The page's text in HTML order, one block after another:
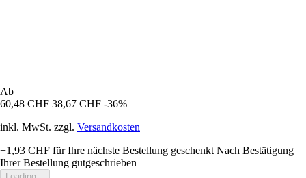
Ab
60,48 CHF 38,67 CHF -36%
inkl. MwSt. zzgl. Versandkosten
+1,93 CHF für Ihre nächste Bestellung geschenkt Nach Bestätigung
Ihrer Bestellung gutgeschrieben